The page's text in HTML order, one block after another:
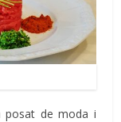
posat de moda i